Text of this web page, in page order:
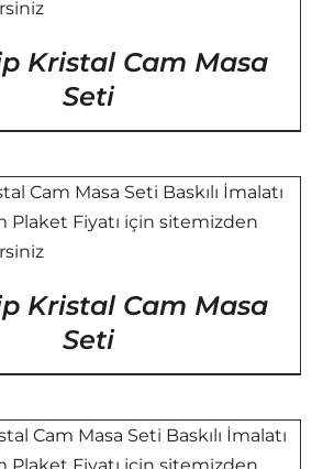
Kristal Cam Masa
Seti
Kristal Cam Masa
Seti